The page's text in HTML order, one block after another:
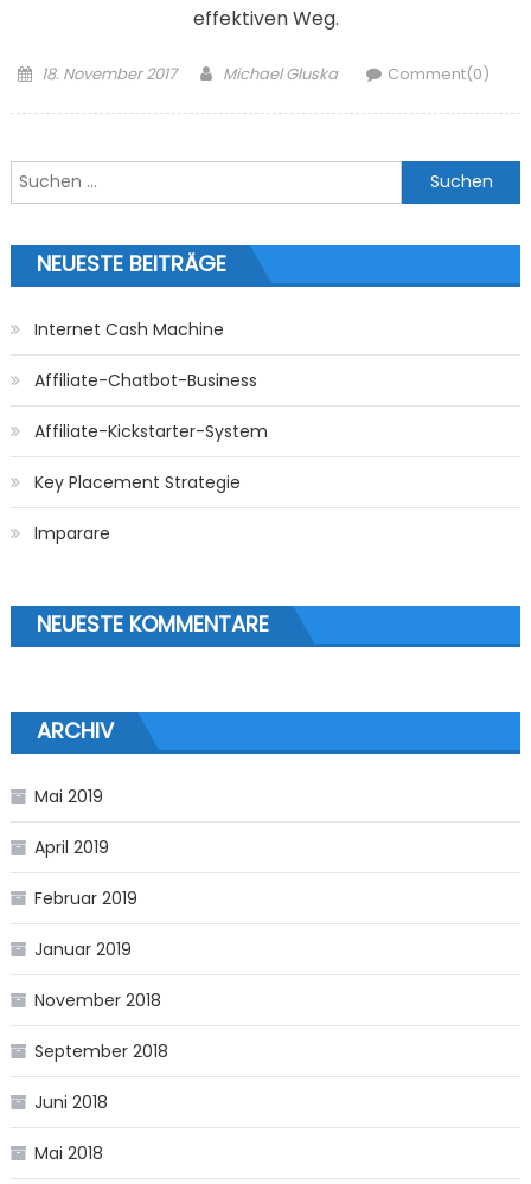
effektiven Weg.
Posted on
18. November 2017 Author
Michael Gluska Comment(0)
Suchen nach:
NEUESTE BEITRÄGE
Internet Cash Machine
Affiliate-Chatbot-Business
Affiliate-Kickstarter-System
Key Placement Strategie
Imparare
NEUESTE KOMMENTARE
ARCHIV
Mai 2019
April 2019
Februar 2019
Januar 2019
November 2018
September 2018
Juni 2018
Mai 2018